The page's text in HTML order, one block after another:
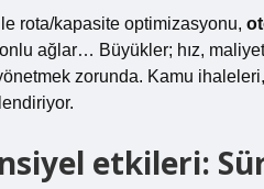
rota/kapasite optimizasyonu,
ağlar… Büyükler; hız,
zorunda. Kamu
etkileri: